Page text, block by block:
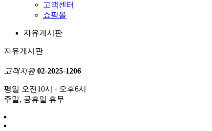
고객센터
쇼핑몰
자유게시판
자유게시판
고객지원 02-2025-1206
평일 오전10시 - 오후6시
주말, 공휴일 휴무